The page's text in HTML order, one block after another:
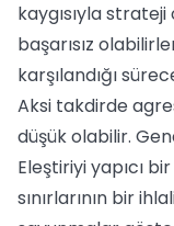
kaygısıyla
başarısız
karşılandığı
Aksi takdirde
düşük olabilir.
Eleştiriyi yapıcı
sınırlarının bir